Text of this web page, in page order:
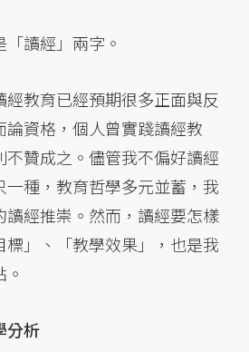
讀經」兩字。
教育已經預期很多正面與反
論資格，個人曾實踐讀經教
贊成之。儘管我不偏好讀經
種，教育哲學多元並蓄，我
讀經推崇。然而，讀經要怎樣
」、「教學效果」，也是我
分析